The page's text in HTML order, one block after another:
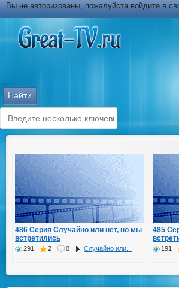
Вы не авторизованы, пожалуйста войдите в
486 Серия Случайно или нет, но мы
встретились
291 2 0 Случайно или...
485
191